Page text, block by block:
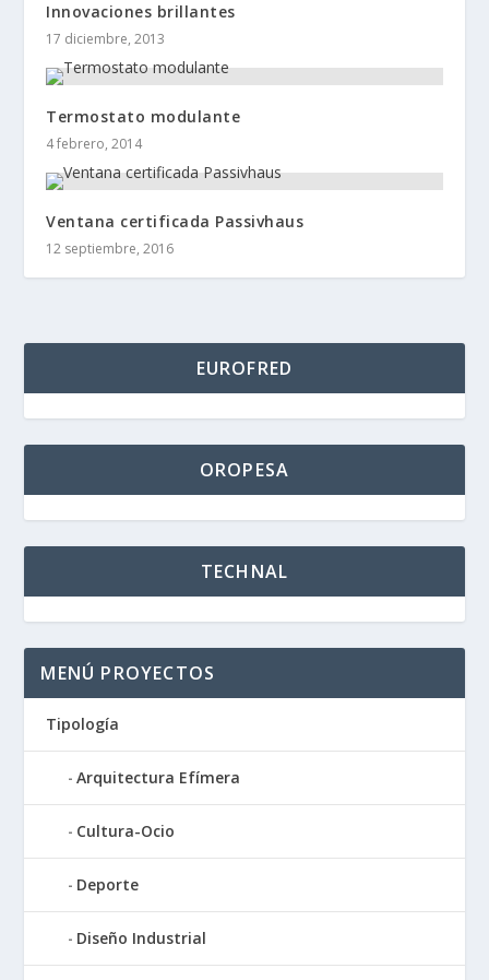
Innovaciones brillantes
17 diciembre, 2013
Termostato modulante
4 febrero, 2014
Ventana certificada Passivhaus
12 septiembre, 2016
EUROFRED
OROPESA
TECHNAL
MENÚ PROYECTOS
Tipología
Arquitectura Efímera
Cultura-Ocio
Deporte
Diseño Industrial